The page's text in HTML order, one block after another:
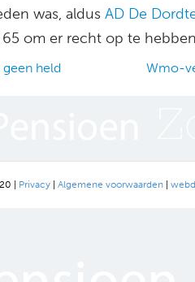
was, aldus AD De
65 om er recht op te
held
Wmo-
| Privacy | Algemene voorwaarden |